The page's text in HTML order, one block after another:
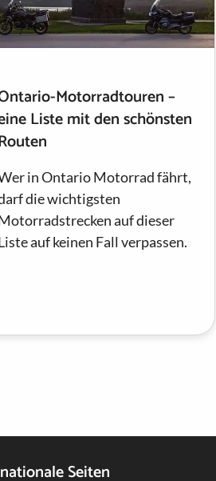
Motorradtouren –
Liste mit den schönsten
in Ontario Motorrad fährt,
die wichtigsten
auf dieser
auf keinen Fall verpassen.
Seiten